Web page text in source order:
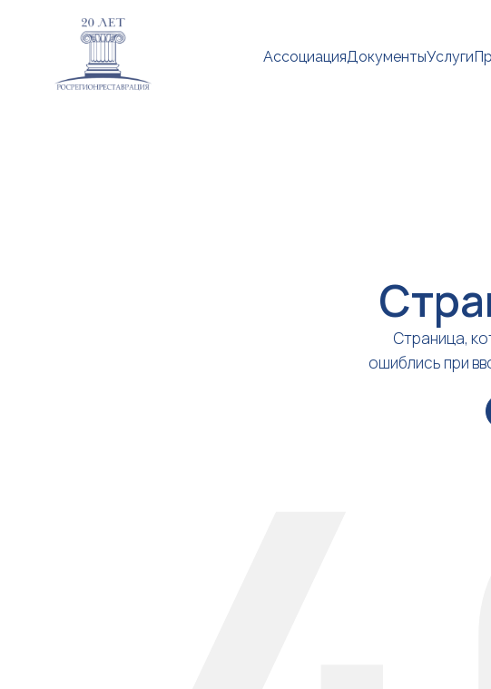
АссоциацияДокументыУслуги
Страница,
ошиблись при